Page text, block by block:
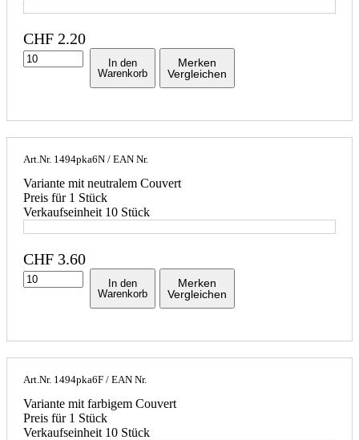
CHF 2.20
In den
Warenkorb
Merken
Vergleichen
Art.Nr. 1494pka6N / EAN Nr.
Variante mit neutralem Couvert
Preis für 1 Stück
Verkaufseinheit 10 Stück
CHF 3.60
In den
Warenkorb
Merken
Vergleichen
Art.Nr. 1494pka6F / EAN Nr.
Variante mit farbigem Couvert
Preis für 1 Stück
Verkaufseinheit 10 Stück